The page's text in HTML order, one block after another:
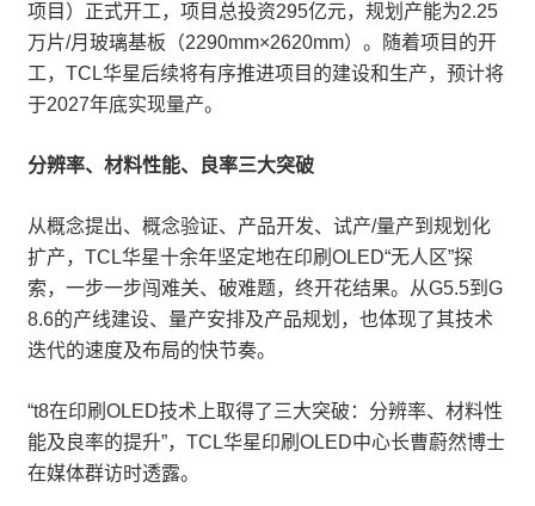
项目）正式开工，项目总投资295亿元，规划产能为2.25
万片/月玻璃基板（2290mm×2620mm）。随着项目的开
工，TCL华星后续将有序推进项目的建设和生产，预计将
于2027年底实现量产。
分辨率、材料性能、良率三大突破
从概念提出、概念验证、产品开发、试产/量产到规划化
扩产，TCL华星十余年坚定地在印刷OLED“无人区”探
索，一步一步闯难关、破难题，终开花结果。从G5.5到G
8.6的产线建设、量产安排及产品规划，也体现了其技术
迭代的速度及布局的快节奏。
“t8在印刷OLED技术上取得了三大突破：分辨率、材料性
能及良率的提升”，TCL华星印刷OLED中心长曹蔚然博士
在媒体群访时透露。